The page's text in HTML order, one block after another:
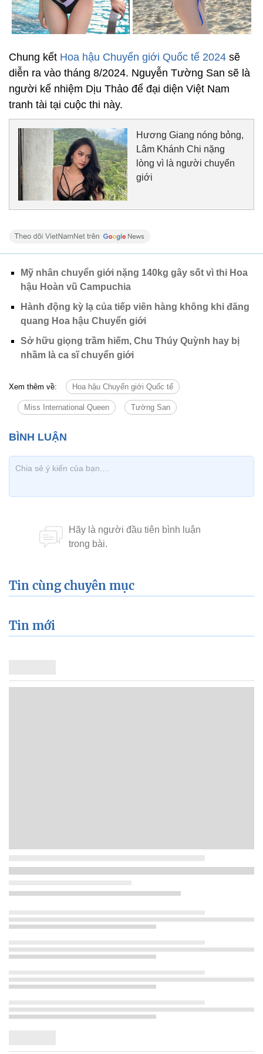
Chung kết Hoa hậu Chuyển giới Quốc tế 2024 sẽ
diễn ra vào tháng 8/2024. Nguyễn Tường San sẽ là
người kế nhiệm Dịu Thảo để đại diện Việt Nam
tranh tài tại cuộc thi này.
Hương Giang nóng bỏng,
Lâm Khánh Chi nặng
lòng vì là người chuyển
giới
Mỹ nhân chuyển giới nặng 140kg gây sốt vì thi Hoa
hậu Hoàn vũ Campuchia
Hành động kỳ lạ của tiếp viên hàng không khi đăng
quang Hoa hậu Chuyển giới
Sở hữu giọng trầm hiếm, Chu Thúy Quỳnh hay bị
nhầm là ca sĩ chuyển giới
Xem thêm về: Hoa hậu Chuyển giới Quốc tế
Miss International Queen Tường San
Tin cùng chuyên mục
Tin mới